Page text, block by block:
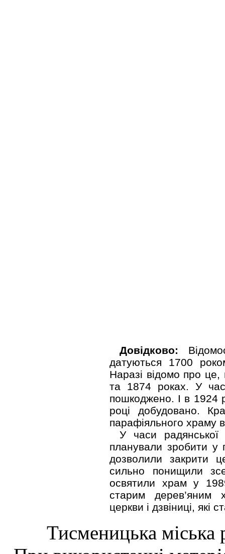
Довідково:
датуються 1700
Наразі відомо про
та 1874 роках. У час
пошкоджено. І в 1924
році добудовано.
парафіяльного храму
У часи радянської
планували зробити у
дозволили закрити
сильно понищили
освятили храм у
старим дерев’яним
церкви і дзвіниці, які
Тисменицька міська